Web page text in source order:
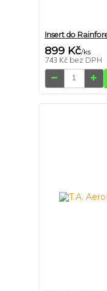
Insert do
899 Kč/ks
743 Kč bez DPH